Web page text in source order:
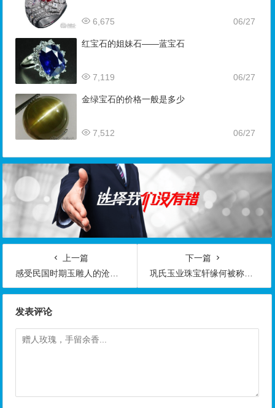
06/27
6,675
红宝石的姐妹石——蓝宝石
06/27
7,119
金绿宝石的价格一般是多少
06/27
7,512
上一篇
感受民国时期玉雕人的沧桑岁月
下一篇
巩氏玉业珠宝轩缘何被称为“天下玉王”
发表评论